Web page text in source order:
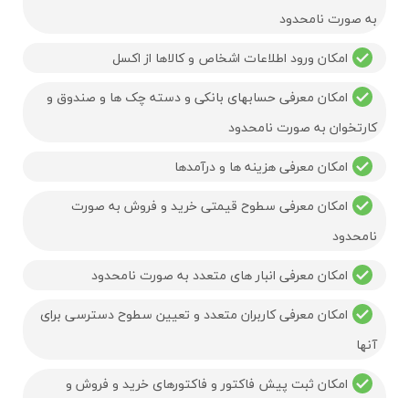
به صورت نامحدود
امکان ورود اطلاعات اشخاص و کالاها از اکسل
امکان معرفی حسابهای بانکی و دسته چک ها و صندوق و
کارتخوان به صورت نامحدود
امکان معرفی هزینه ها و درآمدها
امکان معرفی سطوح قیمتی خرید و فروش به صورت
نامحدود
امکان معرفی انبار های متعدد به صورت نامحدود
امکان معرفی کاربران متعدد و تعیین سطوح دسترسی برای
آنها
امکان ثبت پیش فاکتور و فاکتورهای خرید و فروش و